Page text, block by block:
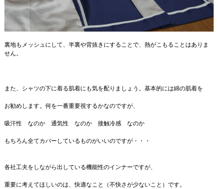
裏地もメッシュにして、半裏や背抜きにすることで、熱がこもることはありま
せん。
また、シャツの下に着る肌着にも気を配りましょう。基本的には綿の肌着を
お勧めします。何を一番重要視するかなのですが、
吸汗性 なのか 通気性 なのか 接触冷感 なのか
もちろん全てカバーしているものがいいのですが・・・
各社工夫をしながら出している機能性のインナーですが、
重要に考えてほしいのは、快適なこと（不快さが少ないこと）です。